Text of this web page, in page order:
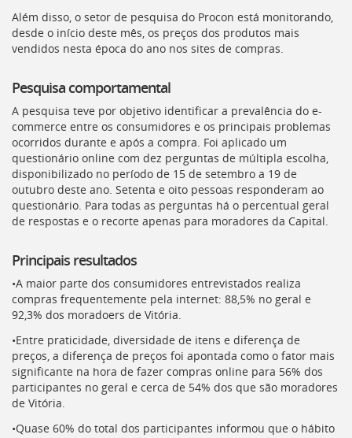
Além disso, o setor de pesquisa do Procon está monitorando,
desde o início deste mês, os preços dos produtos mais
vendidos nesta época do ano nos sites de compras.
Pesquisa comportamental
A pesquisa teve por objetivo identificar a prevalência do e-
commerce entre os consumidores e os principais problemas
ocorridos durante e após a compra. Foi aplicado um
questionário online com dez perguntas de múltipla escolha,
disponibilizado no período de 15 de setembro a 19 de
outubro deste ano. Setenta e oito pessoas responderam ao
questionário. Para todas as perguntas há o percentual geral
de respostas e o recorte apenas para moradores da Capital.
Principais resultados
•A maior parte dos consumidores entrevistados realiza
compras frequentemente pela internet: 88,5% no geral e
92,3% dos moradoers de Vitória.
•Entre praticidade, diversidade de itens e diferença de
preços, a diferença de preços foi apontada como o fator mais
significante na hora de fazer compras online para 56% dos
participantes no geral e cerca de 54% dos que são moradores
de Vitória.
•Quase 60% do total dos participantes informou que o hábito